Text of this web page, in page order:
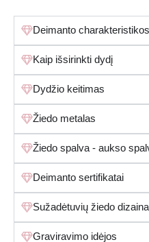
Deimanto charakteristikos
Kaip išsirinkti dydį
Dydžio keitimas
Žiedo metalas
Žiedo spalva - aukso
Deimanto sertifikatai
Sužadėtuvių žiedo
Graviravimo idėjos